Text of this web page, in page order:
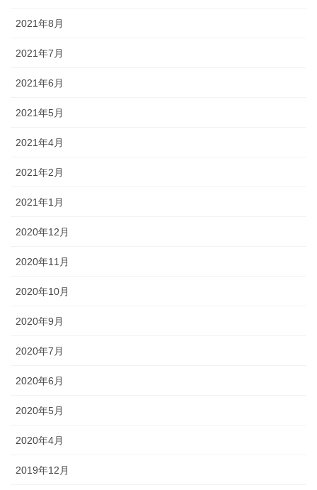
2021年8月
2021年7月
2021年6月
2021年5月
2021年4月
2021年2月
2021年1月
2020年12月
2020年11月
2020年10月
2020年9月
2020年7月
2020年6月
2020年5月
2020年4月
2019年12月